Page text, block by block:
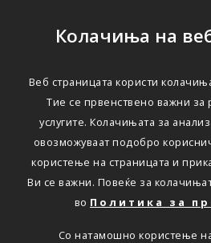
Колачиња на
Веб страницата користи
Тие се првенствено важни за
услугите. Колачињата за
овозможуваат подобро
користење на страницата и
Ви се важни. Повеќе за
во Политика за
Со натамошно користење